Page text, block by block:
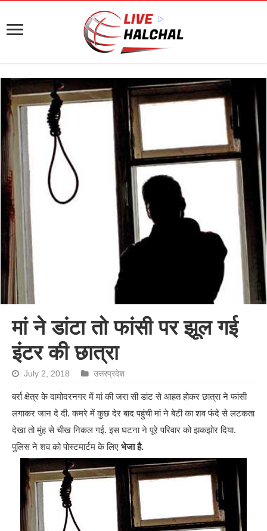
मां ने डांटा तो फांसी पर झूल गई
इंटर की छात्रा
July 2, 2018 उत्तरप्रदेश
बर्रा क्षेत्र के दामोदरनगर में मां की जरा सी डांट से आहत होकर छात्रा ने फांसी
लगाकर जान दे दी. कमरे में कुछ देर बाद पहुंची मां ने बेटी का शव फंदे से लटकता
देखा तो मुंह से चीख निकल गई. इस घटना ने पूरे परिवार को झकझोर दिया.
पुलिस ने शव को पोस्टमार्टम के लिएभेजा है.